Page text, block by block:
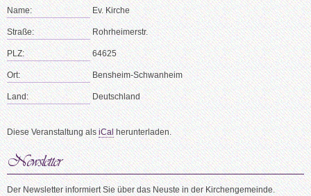
Name: Ev. Kirche
Straße: Rohrheimerstr.
PLZ: 64625
Ort: Bensheim-Schwanheim
Land: Deutschland
Diese Veranstaltung alsiCalherunterladen.
Der Newsletter informiert Sie über das Neuste in der Kirchengemeinde.